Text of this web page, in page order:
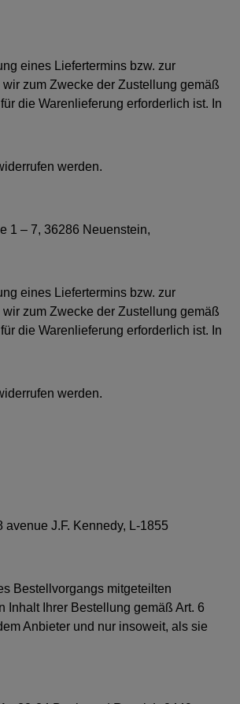
eines Liefertermins bzw. zur
zum Zwecke der Zustellung gemäß
die Warenlieferung erforderlich ist. In
werden.
1 – 7, 36286 Neuenstein,
eines Liefertermins bzw. zur
zum Zwecke der Zustellung gemäß
die Warenlieferung erforderlich ist. In
werden.
J.F. Kennedy, L-1855
Bestellvorgangs mitgeteilten
Inhalt Ihrer Bestellung gemäß Art. 6
Anbieter und nur insoweit, als sie